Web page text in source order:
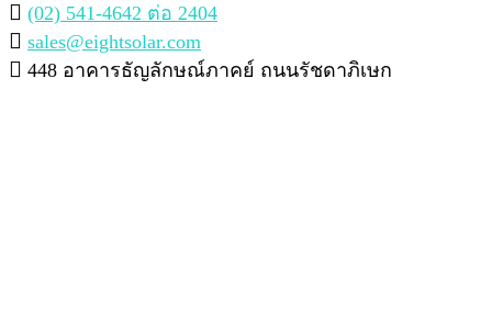
(02) 541-4642 ต่อ 2404
sales@eightsolar.com
448 อาคารธัญลักษณ์ภาคย์ ถนนรัชดาภิเษก